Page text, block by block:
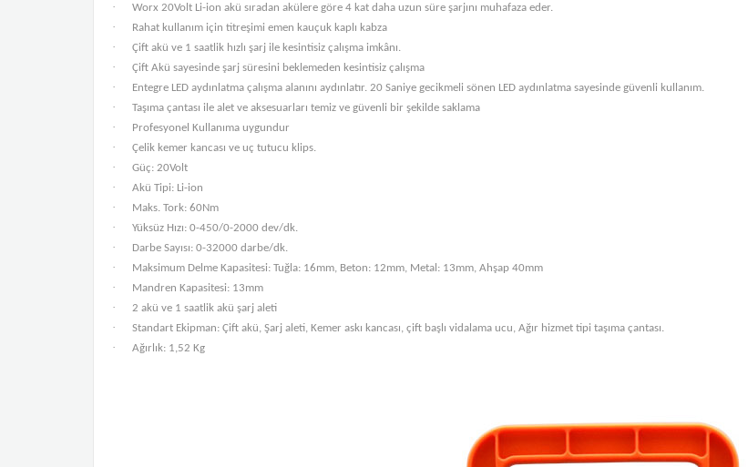
· Worx 20Volt Li-ion akü sıradan akülere göre 4 kat daha uzun süre şarjını muhafaza eder.
· Rahat kullanım için titreşimi emen kauçuk kaplı kabza
· Çift akü ve 1 saatlik hızlı şarj ile kesintisiz çalışma imkânı.
· Çift Akü sayesinde şarj süresini beklemeden kesintisiz çalışma
· Entegre LED aydınlatma çalışma alanını aydınlatır. 20 Saniye gecikmeli sönen LED aydınlatma sayesinde güvenli kullanım.
· Taşıma çantası ile alet ve aksesuarları temiz ve güvenli bir şekilde saklama
· Profesyonel Kullanıma uygundur
· Çelik kemer kancası ve uç tutucu klips.
· Güç: 20Volt
· Akü Tipi: Li-ion
· Maks. Tork: 60Nm
· Yüksüz Hızı: 0-450/0-2000 dev/dk.
· Darbe Sayısı: 0-32000 darbe/dk.
· Maksimum Delme Kapasitesi: Tuğla: 16mm, Beton: 12mm, Metal: 13mm, Ahşap 40mm
· Mandren Kapasitesi: 13mm
· 2 akü ve 1 saatlik akü şarj aleti
· Standart Ekipman: Çift akü, Şarj aleti, Kemer askı kancası, çift başlı vidalama ucu, Ağır hizmet tipi taşıma çantası.
· Ağırlık: 1,52 Kg